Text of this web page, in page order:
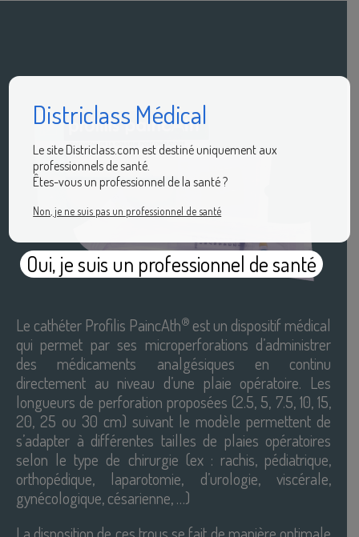
Le cathéter Profilis PaincAth® est un dispositif médical
qui permet par ses microperforations d’administrer
des médicaments analgésiques en continu
directement au niveau d’une plaie opératoire. Les
longueurs de perforation proposées (2.5, 5, 7.5, 10, 15,
20, 25 ou 30 cm) suivant le modèle permettent de
s’adapter à différentes tailles de plaies opératoires
selon le type de chirurgie (ex : rachis, pédiatrique,
orthopédique, laparotomie, d’urologie, viscérale,
gynécologique, césarienne, …)
Districlass Médical
Le site Districlass.com est destiné uniquement aux
professionnels de santé.
Êtes-vous un professionnel de la santé ?
Non, je ne suis pas un professionnel de santé
Oui, je suis un professionnel de santé